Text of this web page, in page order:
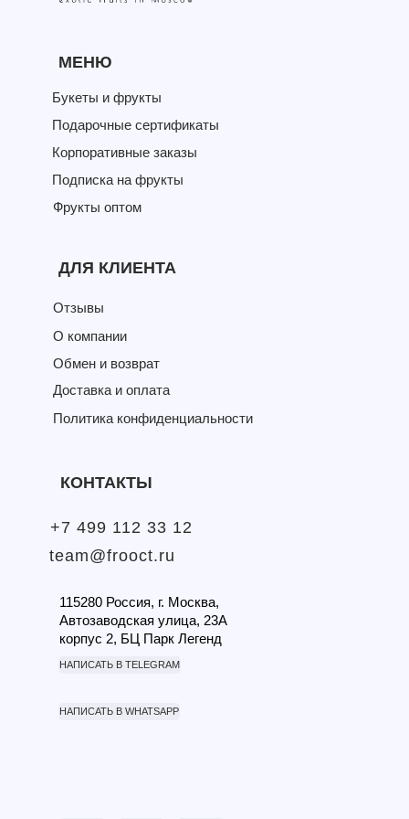
МЕНЮ
Букеты и фрукты
Подарочные сертификаты
Корпоративные заказы
Подписка на фрукты
Фрукты оптом
О компании
Отзывы
ДЛЯ КЛИЕНТА
Доставка и оплата
КОНТАКТЫ
+7 499 112 33 12
team@frooct.ru
НАПИСАТЬ В TELEGRAM
НАПИСАТЬ В WHATSAPP
Политика конфиденциальности
Обмен и возврат
115280 Россия, г. Москва,
Автозаводская улица, 23А
корпус 2, БЦ Парк Легенд